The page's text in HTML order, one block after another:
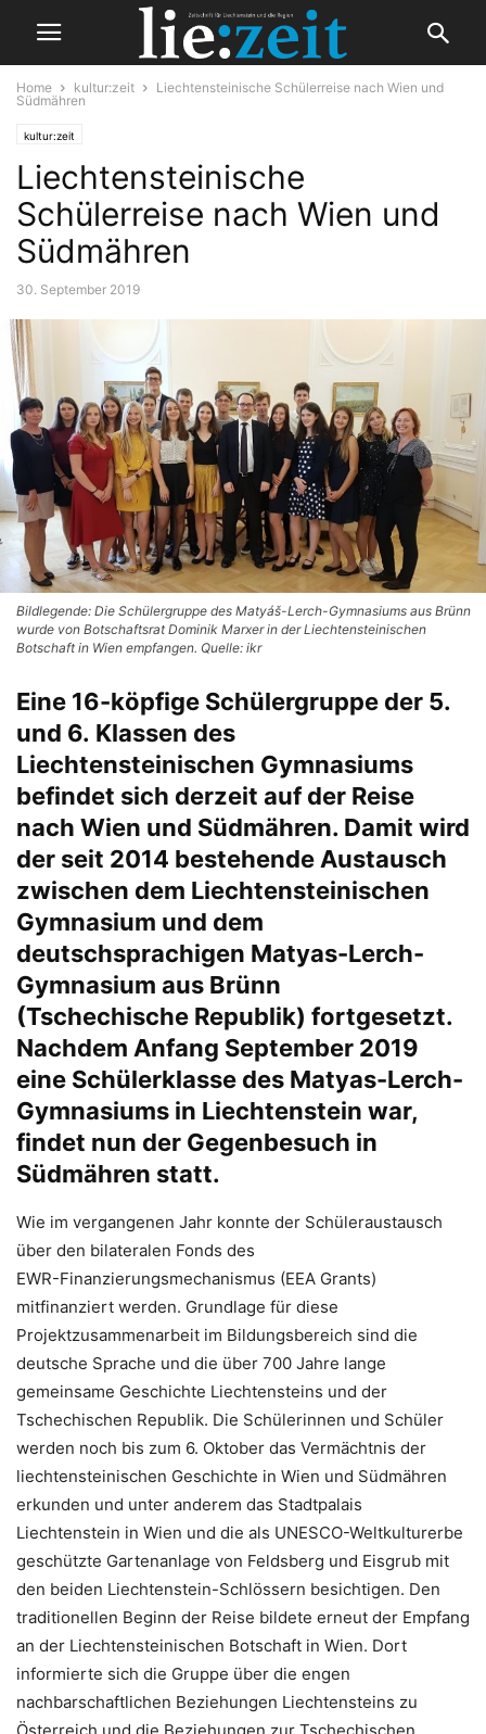
Home kultur:zeit
Liechtensteinische Schülerreise nach Wien und
Südmähren
kultur:zeit
Liechtensteinische
Schülerreise nach Wien und
Südmähren
30. September 2019
Bildlegende: Die Schülergruppe des Matyáš-Lerch-Gymnasiums aus Brünn
wurde von Botschaftsrat Dominik Marxer in der Liechtensteinischen
Botschaft in Wien empfangen. Quelle: ikr
Eine 16-köpfige Schülergruppe der 5.
und 6. Klassen des
Liechtensteinischen Gymnasiums
befindet sich derzeit auf der Reise
nach Wien und Südmähren. Damit wird
der seit 2014 bestehende Austausch
zwischen dem Liechtensteinischen
Gymnasium und dem
deutschsprachigen Matyas-Lerch-
Gymnasium aus Brünn
(Tschechische Republik) fortgesetzt.
Nachdem Anfang September 2019
eine Schülerklasse des Matyas-Lerch-
Gymnasiums in Liechtenstein war,
findet nun der Gegenbesuch in
Südmähren statt.
Wie im vergangenen Jahr konnte der Schüleraustausch
über den bilateralen Fonds des
EWR-Finanzierungsmechanismus (EEA Grants)
mitfinanziert werden. Grundlage für diese
Projektzusammenarbeit im Bildungsbereich sind die
deutsche Sprache und die über 700 Jahre lange
gemeinsame Geschichte Liechtensteins und der
Tschechischen Republik. Die Schülerinnen und Schüler
werden noch bis zum 6. Oktober das Vermächtnis der
liechtensteinischen Geschichte in Wien und Südmähren
erkunden und unter anderem das Stadtpalais
Liechtenstein in Wien und die als UNESCO-Weltkulturerbe
geschützte Gartenanlage von Feldsberg und Eisgrub mit
den beiden Liechtenstein-Schlössern besichtigen. Den
traditionellen Beginn der Reise bildete erneut der Empfang
an der Liechtensteinischen Botschaft in Wien. Dort
informierte sich die Gruppe über die engen
nachbarschaftlichen Beziehungen Liechtensteins zu
Österreich und die Beziehungen zur Tschechischen